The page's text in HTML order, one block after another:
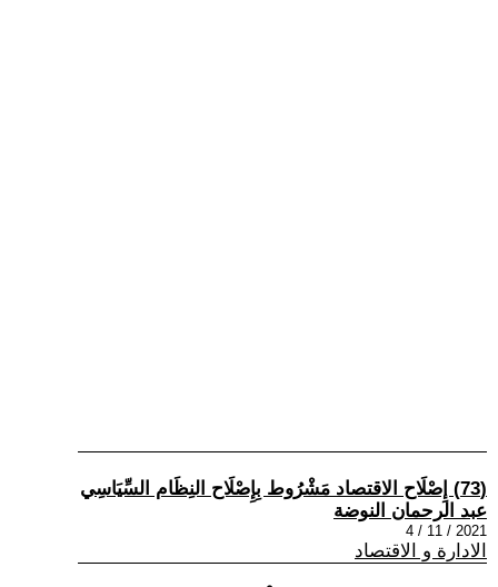
(73) إِصْلَاح الاقتصاد مَشْرُوط بِإِصْلَاح النِظَام السِّيَاسِي
عبد الرحمان النوضة
2021 / 11 / 4
الادارة و الاقتصاد